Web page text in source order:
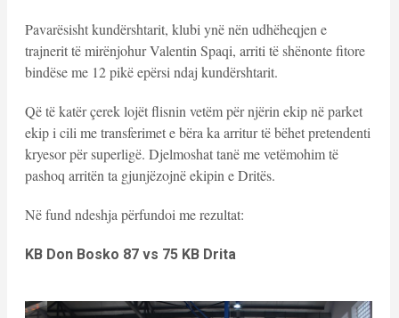
Pavarësisht kundërshtarit, klubi ynë nën udhëheqjen e
trajnerit të mirënjohur Valentin Spaqi, arriti të shënonte fitore
bindëse me 12 pikë epërsi ndaj kundërshtarit.
Që të katër çerek lojët flisnin vetëm për njërin ekip në parket
ekip i cili me transferimet e bëra ka arritur të bëhet pretendenti
kryesor për superligë. Djelmoshat tanë me vetëmohim të
pashoq arritën ta gjunjëzojnë ekipin e Dritës.
Në fund ndeshja përfundoi me rezultat:
KB Don Bosko 87 vs 75 KB Drita